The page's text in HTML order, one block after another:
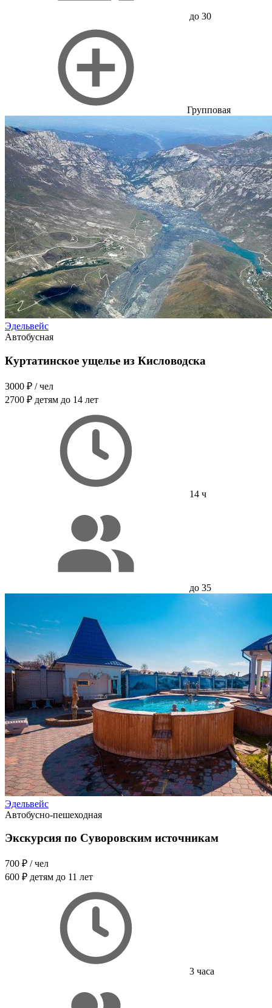
до 30
Групповая
Эдельвейс
Автобусная
Куртатинское ущелье из Кисловодска
3000 ₽ / чел
2700 ₽ детям до 14 лет
14 ч
до 35
Эдельвейс
Автобусно-пешеходная
Экскурсия по Суворовским источникам
700 ₽ / чел
600 ₽ детям до 11 лет
3 часа